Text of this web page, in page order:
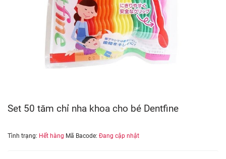
Set 50 tăm chỉ nha khoa cho bé Dentfine
Tình trạng: Hết hàng Mã Bacode: Đang cập nhật